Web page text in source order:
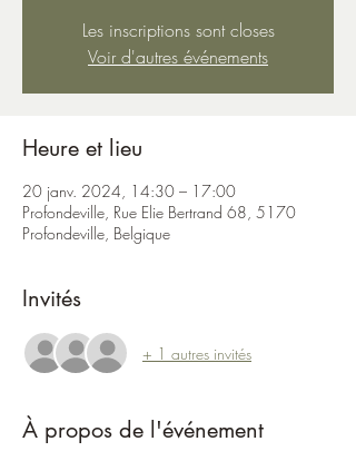
Les inscriptions sont closes
Voir d'autres événements
Heure et lieu
20 janv. 2024, 14:30 – 17:00
Profondeville, Rue Elie Bertrand 68, 5170
Profondeville, Belgique
Invités
+ 1 autres invités
À propos de l'événement